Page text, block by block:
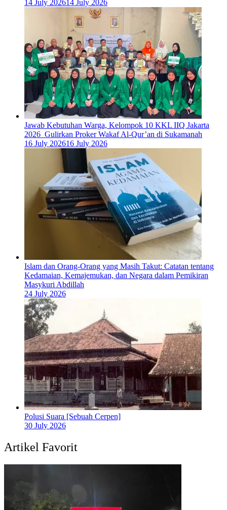
14 July 202614 July 2026
Jawab Kebutuhan Warga, Kelompok 10 KKL IIQ Jakarta
2026 Gulirkan Proker Wakaf Al-Qur’an di Sukamanah
16 July 202616 July 2026
Islam dan Orang-Orang yang Masih Takut: Catatan tentang
Kedamaian, Kemajemukan, dan Negara dalam Pemikiran
Masykuri Abdillah
24 July 2026
Polusi Suara [Sebuah Cerpen]
30 July 2026
Artikel Favorit